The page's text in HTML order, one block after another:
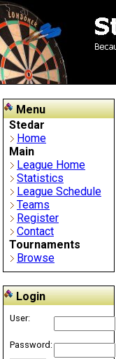
Menu
Stedar
Home
Main
League Home
Statistics
League Schedule
Teams
Register
Contact
Tournaments
Browse
Login
User:
Password: